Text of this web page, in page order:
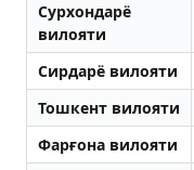
Сурхондарё
вилояти
Сирдарё вилояти
Тошкент вилояти
Фарғона вилояти